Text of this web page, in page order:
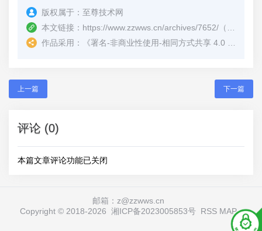
版权属于： 至尊技术网
本文链接： https://www.zzwws.cn/archives/7652/ （转载时请注明本文出处及文章链接）
作品采用：
《署名-非商业性使用-相同方式共享 4.0 国际 (CC BY-NC-SA 4.0)
上一篇 下一篇
评论 (0)
本篇文章评论功能已关闭
邮箱：z@zzwws.cn
Copyright © 2018-2026 湘ICP备2023005853号 RSS MAP